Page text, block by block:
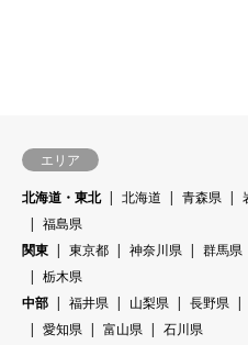
エリア
北海道・東北
北海道 青森県
福島県
関東
東京都 神奈川県 群馬県
栃木県
中部
福井県 山梨県 長野県
愛知県
富山県
石川県